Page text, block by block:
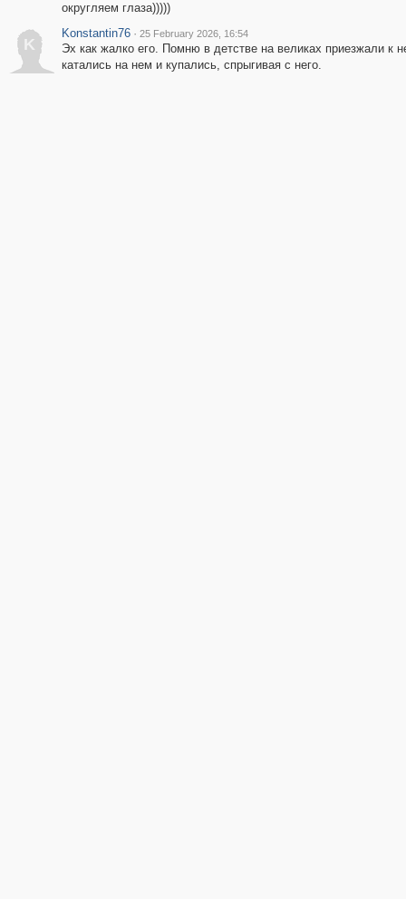
округляем глаза)))))
K
Konstantin76 · 25 February 2026, 16:54
Эх как жалко его. Помню в детстве на великах приезжали к
катались на нем и купались, спрыгивая с него.